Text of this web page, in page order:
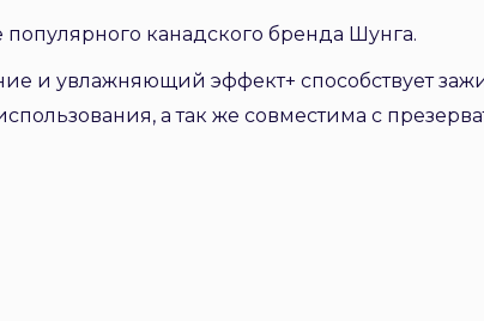
канадского бренда Шунга.
и увлажняющий эффект+ способствует
а так же совместима с